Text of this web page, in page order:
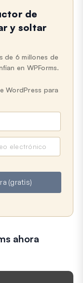
de
y soltar
de 6 millones de
en WPForms.
WordPress para
(gratis)
ahora